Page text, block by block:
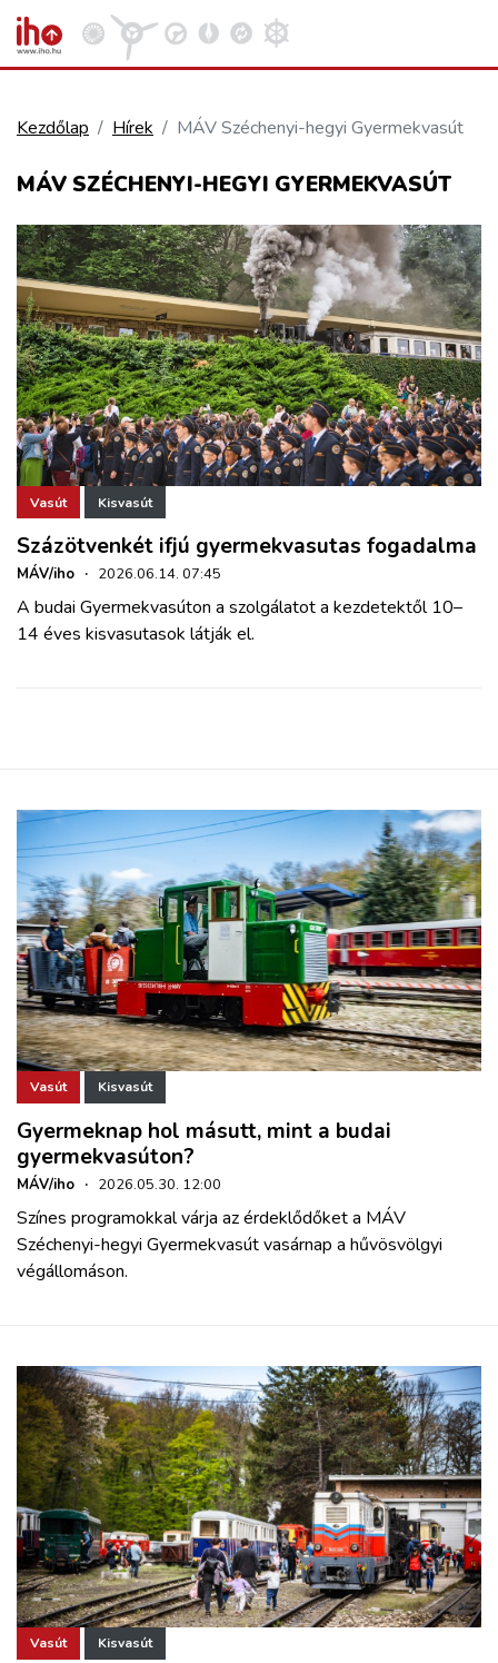
VASÚT
KÖZÚT
REPÜLÉS
KÖZLEKEDÉSFEJLESZTÉS
ELLÁTÁSI LÁNC
ZÖLDÚT
HAJÓZÁS
BLOG
BELÉPÉS
REGISZTRÁCIÓ
Kezdőlap Hírek MÁV Széchenyi-hegyi Gyermekvasút
MÁV SZÉCHENYI-HEGYI GYERMEKVASÚT
Vasút Kisvasút
Százötvenkét ifjú gyermekvasutas fogadalma
MÁV/iho · 2026.06.14. 07:45
A budai Gyermekvasúton a szolgálatot a kezdetektől 10–
14 éves kisvasutasok látják el.
Vasút Kisvasút
Gyermeknap hol másutt, mint a budai
gyermekvasúton?
MÁV/iho · 2026.05.30. 12:00
Színes programokkal várja az érdeklődőket a MÁV
Széchenyi-hegyi Gyermekvasút vasárnap a hűvösvölgyi
végállomáson.
Vasút Kisvasút